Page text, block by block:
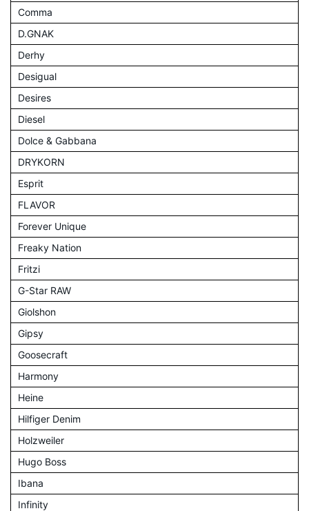
Comma
D.GNAK
Derhy
Desigual
Desires
Diesel
Dolce & Gabbana
DRYKORN
Esprit
FLAVOR
Forever Unique
Freaky Nation
Fritzi
G-Star RAW
Giolshon
Gipsy
Goosecraft
Harmony
Heine
Hilfiger Denim
Holzweiler
Hugo Boss
Ibana
Infinity